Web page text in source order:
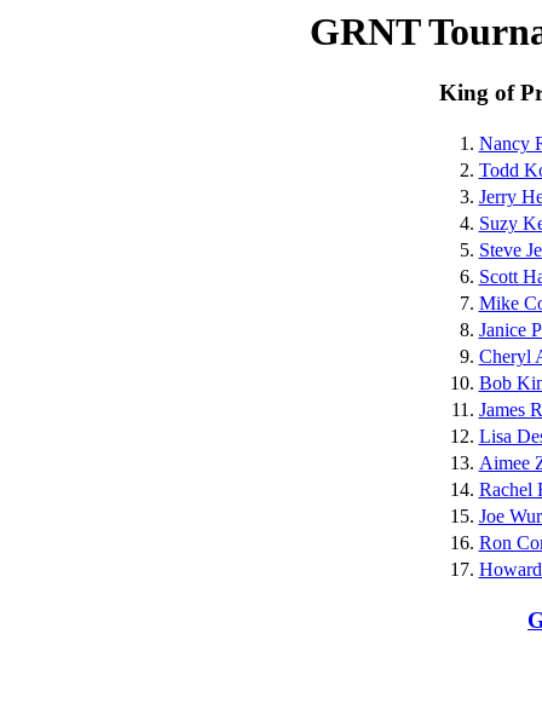
GRNT
King of
1. Nancy
2. Todd
3. Jerry
4. Suzy
5. Steve
6. Scott
7. Mike
8. Janice
9. Cheryl
10. Bob
11. James
12. Lisa
13. Aimee
14. Rachel
15. Joe
16. Ron
17.